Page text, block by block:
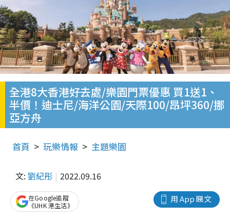
全港8大香港好去處/樂園門票優惠 買1送1、
半價！迪士尼/海洋公園/天際100/昂坪360/挪
亞方舟
首頁 玩樂情報 主題樂園
文: 劉紀彤 2022.09.16
用 App 睇文
在Google追蹤
《UHK 港生活》